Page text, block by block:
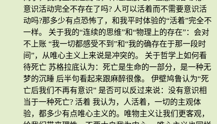
意识活动完全不存在了吗? 人可以活着而不需要意识活
动吗?那多少有点恐怖了，和我平时体验的“活着”完全不
一样。 关于我的“连续的思维”和“物理上的存在”：会对
不上账 “我一切都感受不到”和“我的确存在于那一段时
间”，从唯心主义上来说是冲突的。 关于哲学上如何看
待死亡 苏格拉底认为：死亡是生命的一部分，是一种无
梦的沉睡 后半句看起来跟麻醉很像。 伊壁鸠鲁认为“死
亡后我们不再有意识” 是否可以反过来说：没有意识相
当于一种死亡? 活着 我认为，人活着，一切的主观体
验，都多少有点唯心主义的。唯物主义让我们更客观，